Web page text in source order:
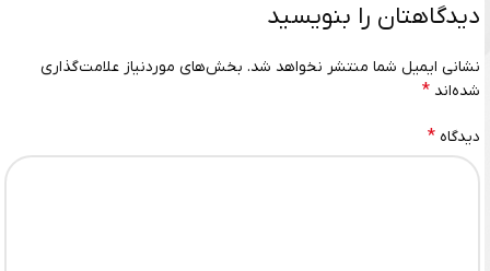
دیدگاهتان را بنویسید
نشانی ایمیل شما منتشر نخواهد شد. بخش‌های موردنیاز علامت‌گذاری
شده‌اند *
دیدگاه *